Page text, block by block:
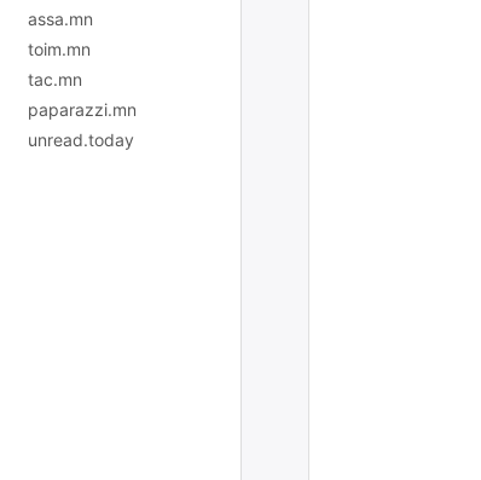
assa.mn
toim.mn
tac.mn
paparazzi.mn
unread.today